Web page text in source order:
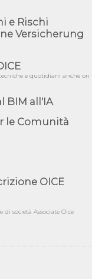
oggi la
responsabilità
al Bando tipo
metropolitana
Competition -
da
ad
e Rischi
Versicherung
e quotidiani anche on
BIM all'IA
le Comunità
OICE
società Associate Oice